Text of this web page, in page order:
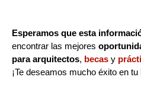
Esperamos que esta
encontrar las mejores
para arquitectos, becas y
¡Te deseamos mucho éxito en tu